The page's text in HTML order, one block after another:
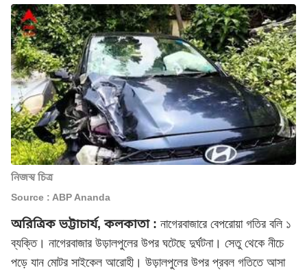
নিজস্ব চিত্র
Source : ABP Ananda
অরিত্রিক ভট্টাচার্য, কলকাতা : নাগেরবাজারে বেপরোয়া গতির বলি ১
ব্যক্তি। নাগেরবাজার উড়ালপুলের উপর ঘটেছে দুর্ঘটনা। সেতু থেকে নীচে
পড়ে যান মোটর সাইকেল আরোহী। উড়ালপুলের উপর প্রবল গতিতে আসা